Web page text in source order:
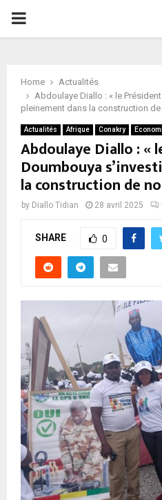
P
M
A
N
U
Home
Actualités
Abdoulaye Diallo : « le
pleinement dans la construction de
Actualités Afrique Conakry
Abdoulaye Diallo : «
Doumbouya
la construction de
by Diallo Tidian 28 avril 2025
SHARE 0